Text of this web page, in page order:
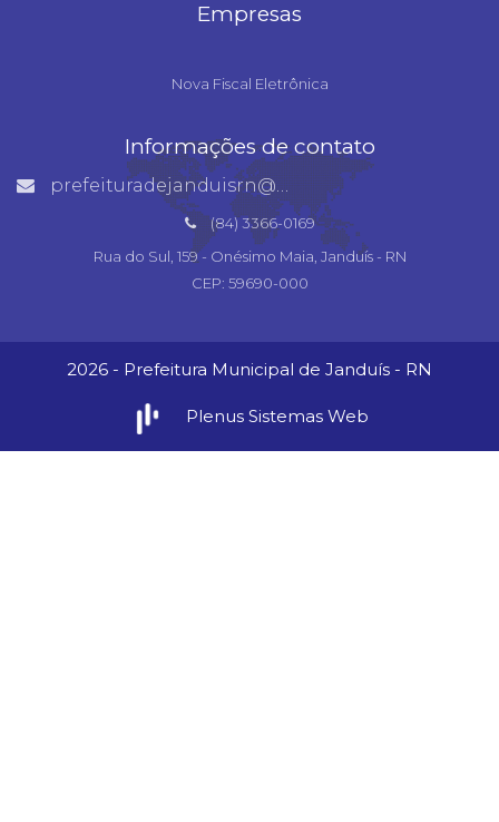
Empresas
Nova Fiscal Eletrônica
Informações de contato
prefeituradejanduisrn@gmail.com
(84) 3366-0169
Rua do Sul, 159 - Onésimo Maia, Janduís - RN
CEP: 59690-000
2026 - Prefeitura Municipal de Janduís - RN
Plenus Sistemas Web